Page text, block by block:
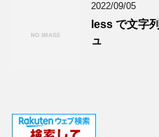
2022/09/05
less で文字
ュ